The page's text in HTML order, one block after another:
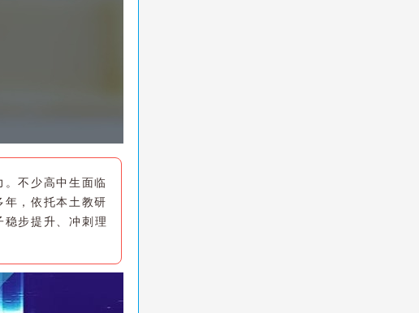
不少高中生面临
，依托本土教研
步提升、冲刺理